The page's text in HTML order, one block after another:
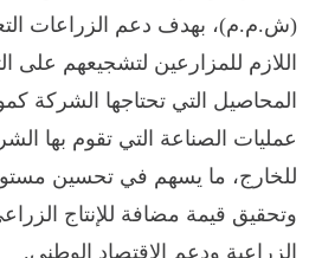
(ش.م.م)، بهدف دعم الزراعات
اللازم للمزارعين لتشجيعهم على
المحاصيل التي تحتاجها الشركة
عمليات الصناعة التي تقوم بها
للخارج، ما يسهم في تحسين
وتحقيق قيمة مضافة للإنتاج
الزراعية ودعم الاقتصاد الوطني.